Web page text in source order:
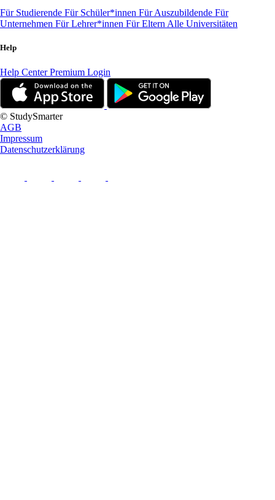
Für Studierende Für Schüler*innen Für Auszubildende Für
Unternehmen Für Lehrer*innen Für Eltern Alle Universitäten
Help
Help CenterPremium Login
© StudySmarter
AGB
Impressum
Datenschutzerklärung